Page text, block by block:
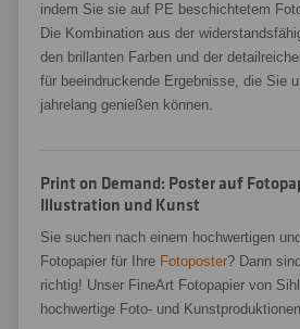
indem Sie sie auf PE beschichtetem
Die Kombination aus der
den brillanten Farben und der
für beeindruckende Ergebnisse, die Sie
jahrelang genießen können.
Print on Demand: Poster auf
Illustration und Kunst
Sie suchen nach einem hochwertigen
Fotopapier für Ihre Fotoposter? Dann
richtig! Unser FineArt Fotopapier von
hochwertige Foto- und